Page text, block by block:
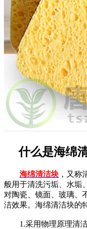
什么是海绵
海绵清洁块 ，又称
般用于清洗污垢、水垢
对陶瓷、镜面、玻璃、
洁效果。海绵清洁块的
1.采用物理原理清洁